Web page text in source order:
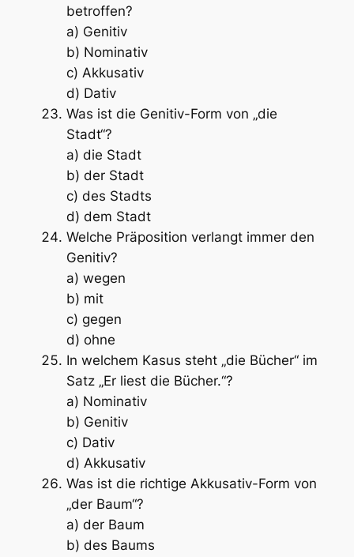
betroffen?
a) Genitiv
b) Nominativ
c) Akkusativ
d) Dativ
Was ist die Genitiv-Form von „die
Stadt“?
a) die Stadt
b) der Stadt
c) des Stadts
d) dem Stadt
Welche Präposition verlangt immer den
Genitiv?
a) wegen
b) mit
c) gegen
d) ohne
In welchem Kasus steht „die Bücher“ im
Satz „Er liest die Bücher.“?
a) Nominativ
b) Genitiv
c) Dativ
d) Akkusativ
Was ist die richtige Akkusativ-Form von
„der Baum“?
a) der Baum
b) des Baums